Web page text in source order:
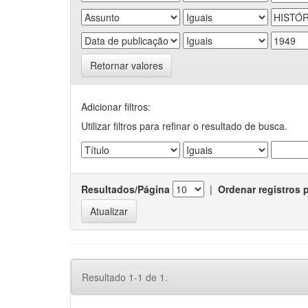
Retornar valores
Adicionar filtros:
Utilizar filtros para refinar o resultado de busca.
Resultados/Página | Ordenar registros
Resultado 1-1 de 1.